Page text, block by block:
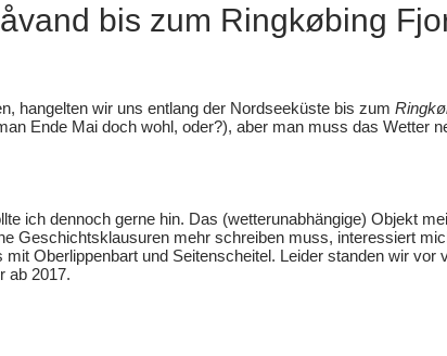
bis zum Ringkøbing
hangelten wir uns entlang der Nordseeküste bis zum
Ende Mai doch wohl, oder?), aber man muss das Wetter
ich dennoch gerne hin. Das (wetterunabhängige) Objekt
Geschichtsklausuren mehr schreiben muss, interessiert
Oberlippenbart und Seitenscheitel. Leider standen wir
ab 2017.